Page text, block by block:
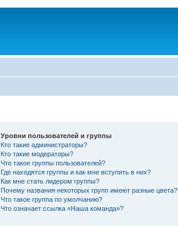
Уровни пользователей и группы
Кто такие администраторы?
Кто такие модераторы?
Что такое группы пользователей?
Где находятся группы и как мне вступить в них?
Как мне стать лидером группы?
Почему названия некоторых групп имеют разные цвета?
Что такое группа по умолчанию?
Что означает ссылка «Наша команда»?